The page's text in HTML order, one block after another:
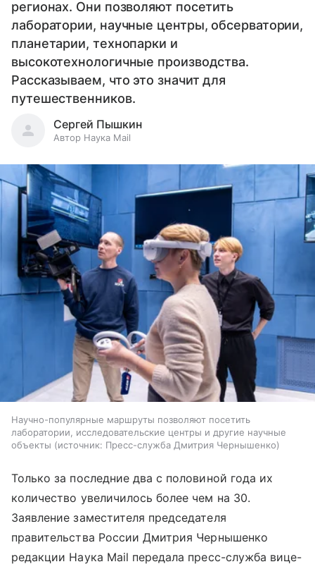
регионах. Они позволяют посетить
лаборатории, научные центры, обсерватории,
планетарии, технопарки и
высокотехнологичные производства.
Рассказываем, что это значит для
путешественников.
Сергей Пышкин
Автор Наука Mail
Научно-популярные маршруты позволяют посетить
лаборатории, исследовательские центры и другие научные
объекты
источник: Пресс-служба Дмитрия Чернышенко
Только за последние два с половиной года их
количество увеличилось более чем на 30.
Заявление заместителя председателя
правительства России Дмитрия Чернышенко
редакции Наука Mail передала пресс-служба вице-